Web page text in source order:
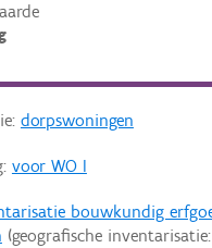
dorpswoningen
voor WO I
bouwkundig
(geografische inventarisatie: